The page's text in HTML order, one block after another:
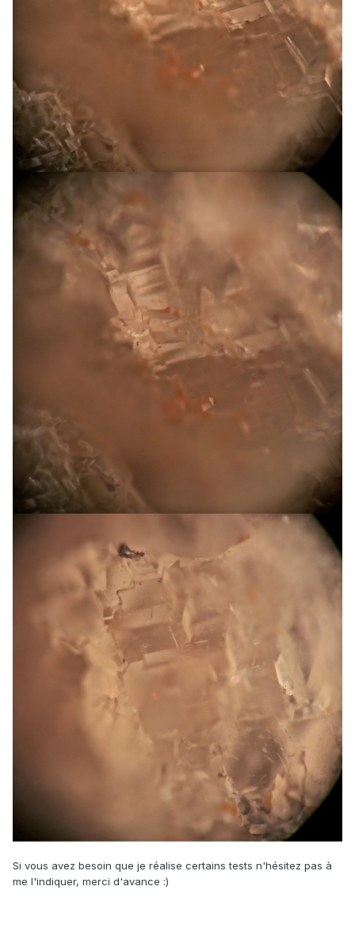
Si vous avez besoin que je réalise certains tests n'hésitez pas à
me l'indiquer, merci d'avance :)